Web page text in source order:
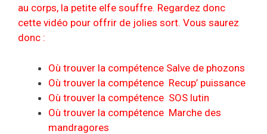
au corps, la petite elfe souffre. Regardez donc
cette vidéo pour offrir de jolies sort. Vous saurez
donc :
Où trouver la compétence Salve de phozons
Où trouver la compétence Recup’ puissance
Où trouver la compétence SOS lutin
Où trouver la compétence Marche des
mandragores